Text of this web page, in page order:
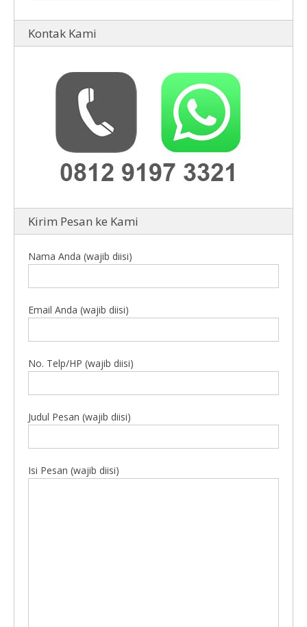
Kontak Kami
Kirim Pesan ke Kami
Nama Anda (wajib diisi)
Email Anda (wajib diisi)
No. Telp/HP (wajib diisi)
Judul Pesan (wajib diisi)
Isi Pesan (wajib diisi)